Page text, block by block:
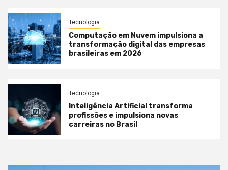
Tecnologia
Computação em Nuvem impulsiona a
transformação digital das empresas
brasileiras em 2026
Tecnologia
Inteligência Artificial transforma
profissões e impulsiona novas
carreiras no Brasil